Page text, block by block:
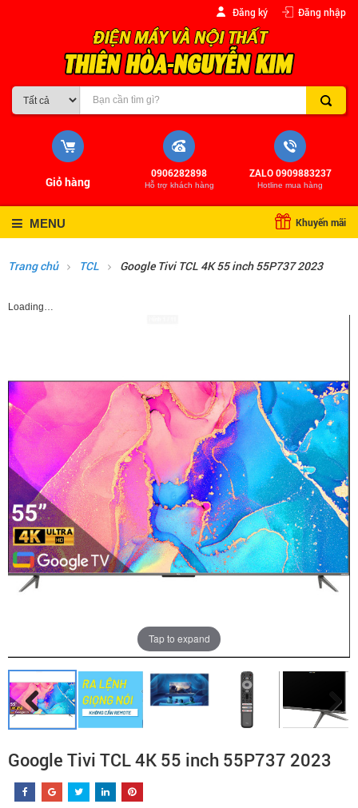
Đăng ký Đăng nhập
ZALO 0909883237
Hotline mua hàng
0906282898
Hỗ trợ khách hàng
Giỏ hàng
Khuyến mãi
MENU
Trang chủ TCL Google Tivi TCL 4K 55 inch 55P737 2023
Loading…
Tap to expand
Google Tivi TCL 4K 55 inch 55P737 2023